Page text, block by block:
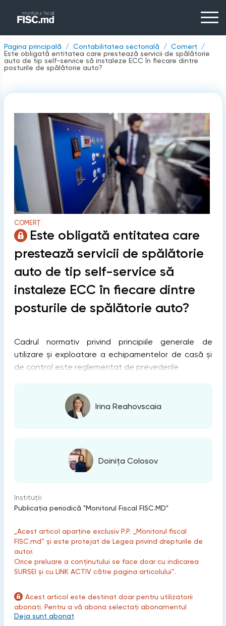
Pagina principală Contabilitatea sectorială
Comerț
Este obligată entitatea care prestează servicii de spălătorie
auto de tip self-service să instaleze ECC în fiecare dintre
posturile de spălătorie auto?
COMERȚ
Este obligată entitatea care
prestează servicii de spălătorie
auto de tip self-service să
instaleze ECC în fiecare dintre
posturile de spălătorie auto?
Cadrul normativ privind principiile generale de
utilizare şi exploatare a echipamentelor de casă şi
de control este reglementat de prevederile
Irina Reahovscaia
Doinița Colosov
Instituții:
Publicaţia periodică "Monitorul Fiscal FISC.MD"
„Acest articol aparține exclusiv P.P. „Monitorul fiscal
FISC.md” și este protejat de Legea privind drepturile de
autor.
Orice preluare a conținutului se face doar cu indicarea
SURSEI și cu LINK ACTIV către pagina articolului”.
Acest articol este destinat doar pentru utilizatorii
abonați. Pentru a vă abona selectați abonamentul
Deja sunt abonat